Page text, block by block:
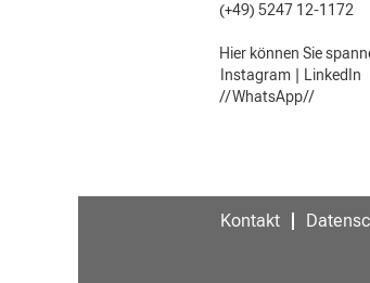
(+49) 5247 12-1172
Hier können Sie
Instagram
LinkedIn
//WhatsApp//
Kontakt